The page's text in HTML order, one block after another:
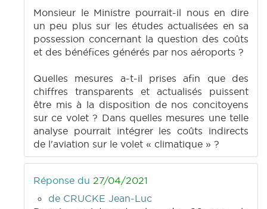
Monsieur le Ministre pourrait-il nous en dire
un peu plus sur les études actualisées en sa
possession concernant la question des coûts
et des bénéfices générés par nos aéroports ?
Quelles mesures a-t-il prises afin que des
chiffres transparents et actualisés puissent
être mis à la disposition de nos concitoyens
sur ce volet ? Dans quelles mesures une telle
analyse pourrait intégrer les coûts indirects
de l'aviation sur le volet « climatique » ?
Réponse du 27/04/2021
de CRUCKE Jean-Luc